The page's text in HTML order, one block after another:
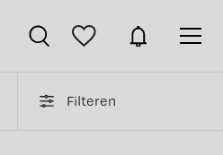
Filteren